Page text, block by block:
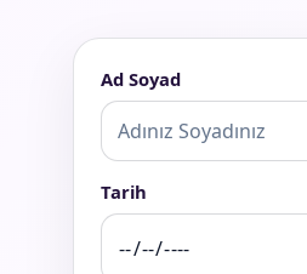
Ad Soyad
Tarih